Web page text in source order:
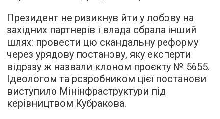
Президент не ризикнув йти у лобову на
західних партнерів і влада обрала інший
шлях: провести цю скандальну реформу
через урядову постанову, яку експерти
відразу ж назвали клоном проєкту № 5655.
Ідеологом та розробником цієї постанови
виступило Мінінфраструктури під
керівництвом Кубракова.